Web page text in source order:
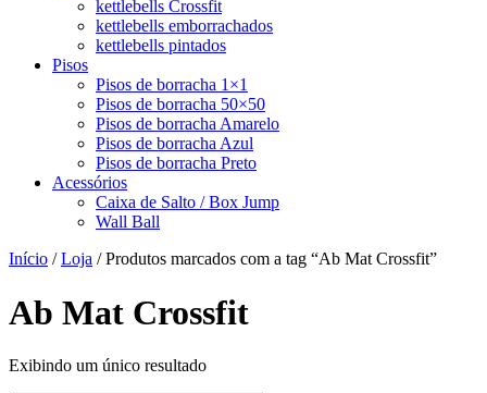
kettlebells Crossfit
kettlebells emborrachados
kettlebells pintados
Pisos
Pisos de borracha 1×1
Pisos de borracha 50×50
Pisos de borracha Amarelo
Pisos de borracha Azul
Pisos de borracha Preto
Acessórios
Caixa de Salto / Box Jump
Wall Ball
Início /Loja / Produtos marcados com a tag “Ab Mat Crossfit”
Ab Mat Crossfit
Exibindo um único resultado